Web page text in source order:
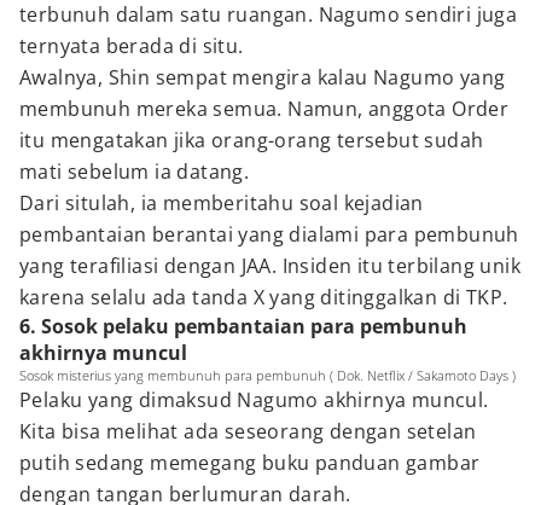
terbunuh dalam satu ruangan. Nagumo sendiri juga
ternyata berada di situ.
Awalnya, Shin sempat mengira kalau Nagumo yang
membunuh mereka semua. Namun, anggota Order
itu mengatakan jika orang-orang tersebut sudah
mati sebelum ia datang.
Dari situlah, ia memberitahu soal kejadian
pembantaian berantai yang dialami para pembunuh
yang terafiliasi dengan JAA. Insiden itu terbilang unik
karena selalu ada tanda X yang ditinggalkan di TKP.
6. Sosok pelaku pembantaian para pembunuh
akhirnya muncul
Sosok misterius yang membunuh para pembunuh ( Dok. Netflix / Sakamoto Days )
Pelaku yang dimaksud Nagumo akhirnya muncul.
Kita bisa melihat ada seseorang dengan setelan
putih sedang memegang buku panduan gambar
dengan tangan berlumuran darah.